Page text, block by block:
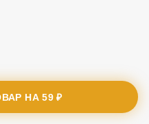
НА59 ₽